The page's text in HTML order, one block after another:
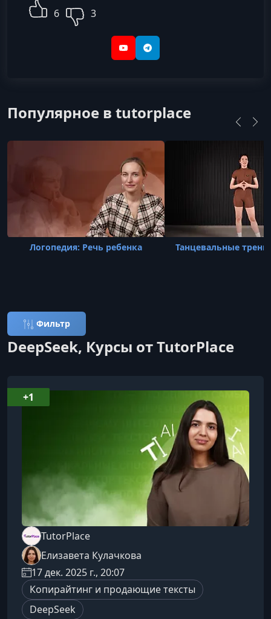
6 3
YouTubeTelegram
Популярное в tutorplace
Логопедия: Речь ребенка Танцевальные
Фильтр
DeepSeek, Курсы от TutorPlace
TutorPlace
Елизавета Кулачкова
17 дек. 2025 г., 20:07
Копирайтинг и продающие тексты
DeepSeek
+1